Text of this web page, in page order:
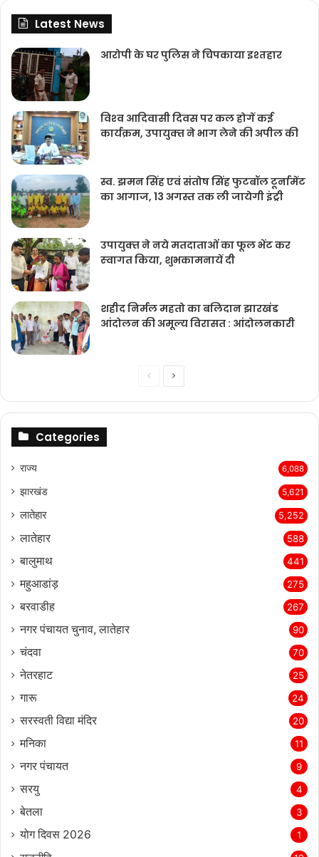
Latest News
आरोपी के घर पुलिस ने चिपकाया इश्तहार
विश्‍व आदिवासी दिवस पर कल होगें कई
कार्यक्रम, उपायुक्‍त ने भाग लेने की अपील की
स्व. झमन सिंह एवं संतोष सिंह फुटबॉल टूर्नामेंट
का आगाज, 13 अगस्त तक ली जायेगी इंट्री
उपायुक्‍त ने नये मतदाताओंं का फूल भेंट कर
स्‍वागत किया, शुभकामनायें दी
शहीद निर्मल महतो का बलिदान झारखंड
आंदोलन की अमूल्य विरासत : आंदोलनकारी
PreviousNext
Categories
राज्‍य 6,088
झारखंड 5,621
लातेहार 5,252
लातेहार 588
बालुमाथ 441
महुआडांड़ 275
बरवाडीह 267
नगर पंचायत चुनाव, लातेहार 90
चंदवा 70
नेतरहाट 25
गारू 24
सरस्‍वती विद्या मंदिर 20
मनिका 11
नगर पंचायत 9
सरयु 4
बेतला 3
योग दिवस 2026 1